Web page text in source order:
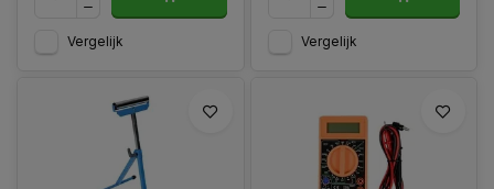
Vergelijk Vergelijk